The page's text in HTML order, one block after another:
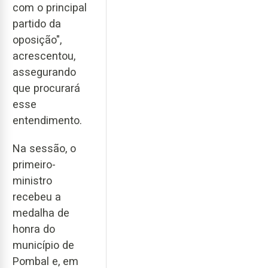
com o principal
partido da
oposição",
acrescentou,
assegurando
que procurará
esse
entendimento.
Na sessão, o
primeiro-
ministro
recebeu a
medalha de
honra do
município de
Pombal e, em